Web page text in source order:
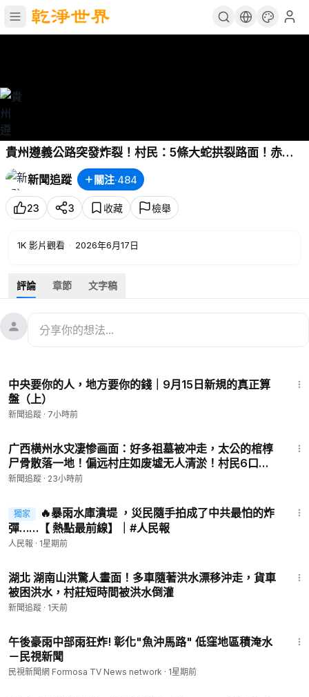
貴州遵義公路突發炸裂！村民：5條大蛇拱裂路面！赤峰
暴雨冲塌萬達吊頂！城市陷入沼澤，半身泡入水中，北京
暴雨突襲牛馬從頭淋到腳！
新聞追蹤 關注·484
23 3 收藏 檢舉
1K 影片觀看 · 2026年6月17日
評論 章節 文字稿
中央要你的人，地方要你的錢｜9月15日新規的真正算
盤（上）
新聞追蹤 · 7小時前
广西横州水灾凄惨画面：好多祖墓被冲走，太公的棺椁
尸骨散落一地！偏远村庄如废墟无人清淤！村民6口人
只活下1个，活着的人一夜白头！
新聞追蹤 · 23小時前
獨家
🔥暴雨水庫潰堤 ，災民隨手拍成了中共最怕的炸
彈……【 熱點最前線】｜#人民報
人民報 · 1星期前
湖北 湖南山洪驚人畫面！多車隨著洪水漂移沖走，貨車
被困洪水，村莊短時間被洪水倒灌
新聞追蹤 · 1天前
午後豪雨中部雨狂炸! 彰化"魚沖馬路" 低窪地區積淹水
－民視新聞
民視新聞網 Formosa TV News network · 1星期前